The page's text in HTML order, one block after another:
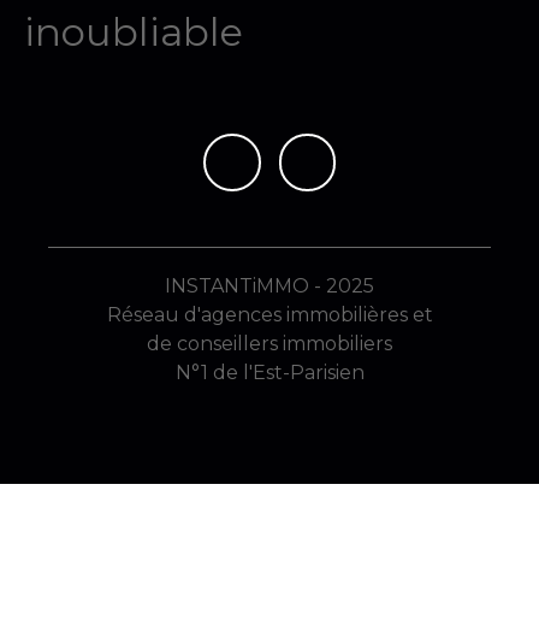
mé|
INSTANTiMMO - 2025
Réseau d'agences immobilières et
de conseillers immobiliers
N°1 de l'Est-Parisien